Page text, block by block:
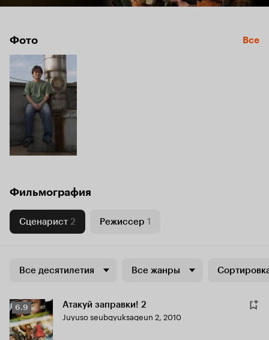
Фото Все
Фильмография
Сценарист 2 Режиссер 1
Все десятилетия Все жанры
Рейтинг
Кинопоиска
6.9
6.9 Атакуй заправки! 2
Juyuso seubgyuksageun 2, 2010